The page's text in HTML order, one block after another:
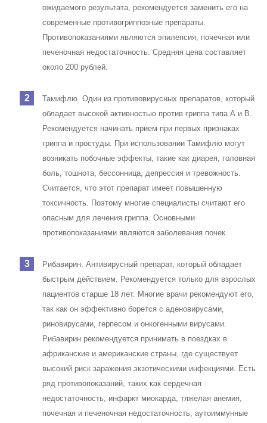
ожидаемого результата, рекомендуется заменить его на
современные противогриппозные препараты.
Противопоказаниями являются эпилепсия, почечная или
печеночная недостаточность. Средняя цена составляет
около 200 рублей.
Тамифлю. Один из противовирусных препаратов, который
обладает высокой активностью против гриппа типа А и В.
Рекомендуется начинать прием при первых признаках
гриппа и простуды. При использовании Тамифлю могут
возникать побочные эффекты, такие как диарея, головная
боль, тошнота, бессонница, депрессия и тревожность.
Считается, что этот препарат имеет повышенную
токсичность. Поэтому многие специалисты считают его
опасным для лечения гриппа. Основными
противопоказаниями являются заболевания почек.
Рибавирин. Антивирусный препарат, который обладает
быстрым действием. Рекомендуется только для взрослых
пациентов старше 18 лет. Многие врачи рекомендуют его,
так как он эффективно борется с аденовирусами,
риновирусами, герпесом и онкогенными вирусами.
Рибавирин рекомендуется принимать в поездках в
африканские и американские страны, где существует
высокий риск заражения экзотическими инфекциями. Есть
ряд противопоказаний, таких как сердечная
недостаточность, инфаркт миокарда, тяжелая анемия,
почечная и печеночная недостаточность, аутоиммунные